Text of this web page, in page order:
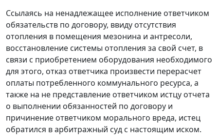
Ссылаясь на ненадлежащее исполнение ответчиком
обязательств по договору, ввиду отсутствия
отопления в помещения мезонина и антресоли,
восстановление системы отопления за свой счет, в
связи с приобретением оборудования необходимого
для этого, отказ ответчика произвести перерасчет
оплаты потребленного коммунального ресурса, а
также на не представление ответчиком истцу отчета
о выполнении обязанностей по договору и
причинение ответчиком морального вреда, истец
обратился в арбитражный суд с настоящим иском.